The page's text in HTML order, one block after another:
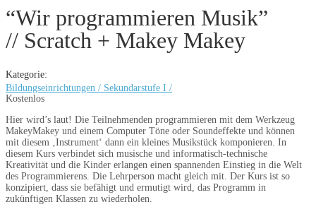
“Wir programmieren Musik”
// Scratch + Makey Makey
Kategorie:
Bildungseinrichtungen / Sekundarstufe I /
Kostenlos
Hier wird’s laut! Die Teilnehmenden programmieren mit dem Werkzeug
MakeyMakey und einem Computer Töne oder Soundeffekte und können
mit diesem ‚Instrument‘ dann ein kleines Musikstück komponieren. In
diesem Kurs verbindet sich musische und informatisch-technische
Kreativität und die Kinder erlangen einen spannenden Einstieg in die Welt
des Programmierens. Die Lehrperson macht gleich mit. Der Kurs ist so
konzipiert, dass sie befähigt und ermutigt wird, das Programm in
zukünftigen Klassen zu wiederholen.